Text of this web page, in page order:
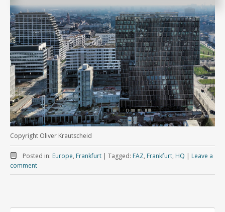
Copyright Oliver Krautscheid
Posted in: Europe, Frankfurt | Tagged: FAZ, Frankfurt, HQ | Leave a
comment